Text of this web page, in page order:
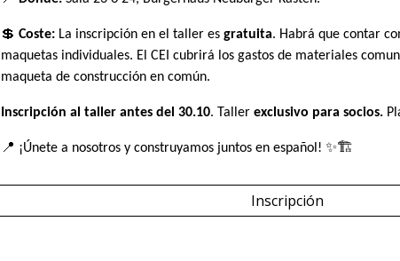
💲Coste: La inscripción en el taller esgratuita. Habrá que contar
maquetas individuales. El CEI cubrirá los gastos de materiales
maqueta de construcción en común.
Inscripción al taller antes del30.10. Tallerexclusivo para socios.
📍 ¡Únete a nosotros y construyamos juntos en español! ✨🏗️
Inscripción